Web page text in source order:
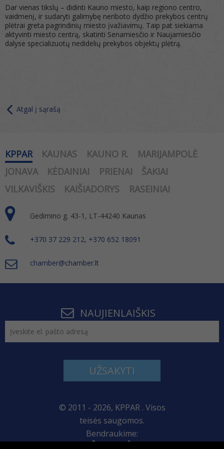
Dar vienas tikslų – didinti Kauno miesto, kaip regiono centro,
vaidmenį, ir sudaryti galimybę neriboto dydžio prekybos centrų
plėtrai greta pagrindinių miesto įvažiavimų. Taip pat siekiama
aktyvinti miesto centrą, skatinti Senamiesčio ir Naujamiesčio
dalyse specializuotų nedidelių prekybos objektų plėtrą.
Atgal į sąrašą
KPPAR KAUNAS KAUNO R.
MARIJAMPOLĖ
JONAVA
KĖDAINIAI PRIENAI
ŠAKIAI
VILKAVIŠKIS
KAIŠIADORYS RASEINIAI
Gedimino g. 43-1, LT-44240 Kaunas
+370 37 229 212, +370 652 18091
chamber@chamber.lt
NAUJIENLAIŠKIS
UŽSAKYTI
© 2011 - 2026, KPPAR . Visos
teisės saugomos.
Bendraukime: